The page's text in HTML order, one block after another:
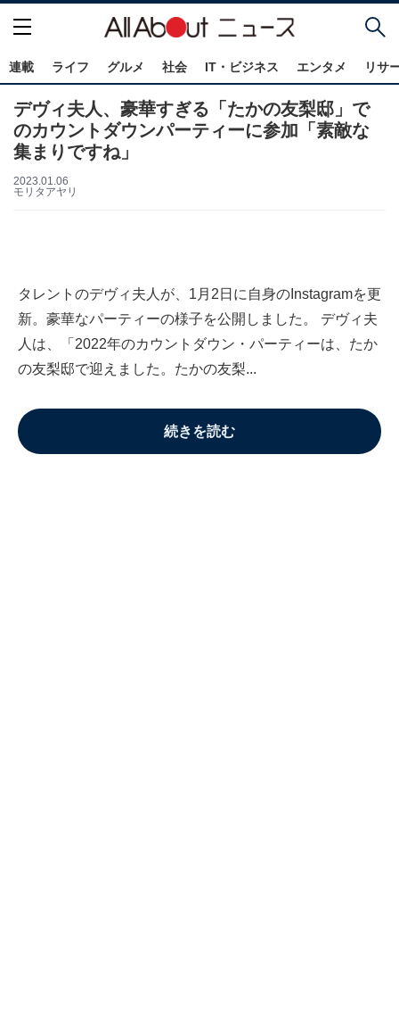
連載 ライフ グルメ 社会 IT・ビジネス エンタメ リサ
デヴィ夫人、豪華すぎる「たかの友梨邸」で
のカウントダウンパーティーに参加「素敵な
集まりですね」
2023.01.06
モリタアヤリ
タレントのデヴィ夫人が、1月2日に自身のInstagramを更
新。豪華なパーティーの様子を公開しました。 デヴィ夫
人は、「2022年のカウントダウン・パーティーは、たか
の友梨邸で迎えました。たかの友梨...
続きを読む